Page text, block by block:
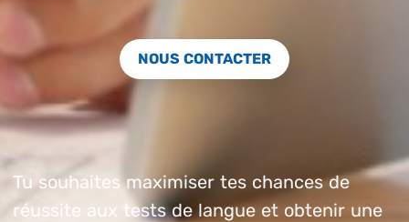
NOUS CONTACTER
Tu souhaites maximiser tes chances de
réussite aux tests de langue et obtenir une